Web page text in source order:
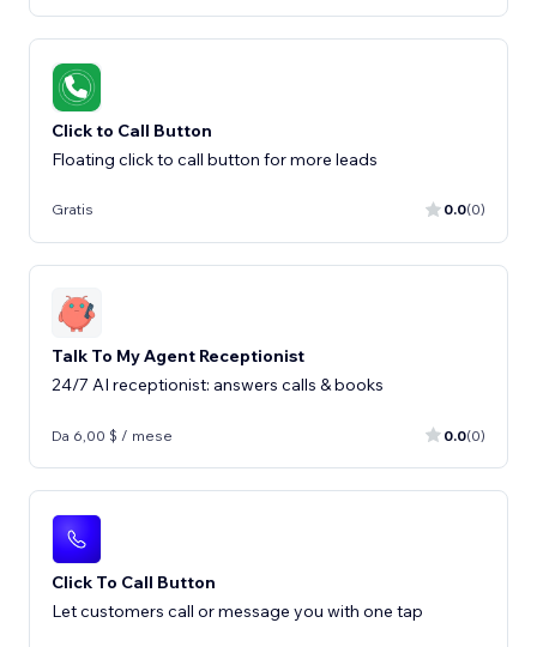
Click to Call Button
Floating click to call button for more leads
Gratis 0.0(0)
Talk To My Agent Receptionist
24/7 AI receptionist: answers calls & books
Da 6,00 $ / mese 0.0(0)
Click To Call Button
Let customers call or message you with one tap